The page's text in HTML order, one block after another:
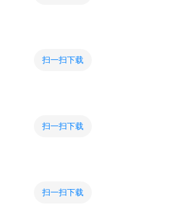
扫一扫下载
扫一扫下载
扫一扫下载